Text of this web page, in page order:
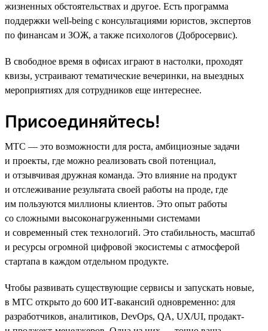
жизненных обстоятельствах и другое. Есть программа
поддержки well-being с консультациями юристов, экспертов
по финансам и ЗОЖ, а также психологов (Добросервис).
В свободное время в офисах играют в настолки, проходят
квизы, устраивают тематические вечеринки, на выездных
мероприятиях для сотрудников еще интереснее.
Присоединяйтесь!
МТС — это возможности для роста, амбициозные задачи
и проекты, где можно реализовать свой потенциал,
и отзывчивая дружная команда. Это влияние на продукт
и отслеживание результата своей работы на проде, где
им пользуются миллионы клиентов. Это опыт работы
со сложными высоконагруженными системами
и современный стек технологий. Это стабильность, масштаб
и ресурсы огромной цифровой экосистемы с атмосферой
стартапа в каждом отдельном продукте.
Чтобы развивать существующие сервисы и запускать новые,
в МТС открыто до 600 ИТ-вакансий одновременно: для
разработчиков, аналитиков, DevOps, QA, UX/UI, продакт-